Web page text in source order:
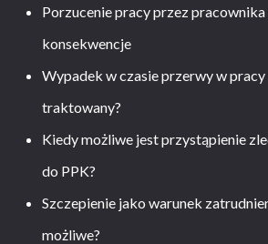
Porzucenie pracy przez pracownika
konsekwencje
Wypadek w czasie przerwy w
traktowany?
Kiedy możliwe jest przystąpienie
do PPK?
Szczepienie jako warunek
możliwe?